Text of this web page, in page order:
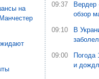
на
09:37
Вердер
обзор
09:10
В
09:00
Погода
и